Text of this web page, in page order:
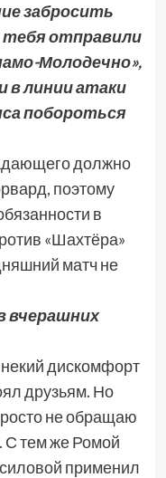
забросить
тебя отправили
Молодечно»,
в линии атаки
побороться
должно
поэтому
в
«Шахтёра»
матч не
вчерашних
дискомфорт
друзьям. Но
не обращаю
С тем же Ромой
применил